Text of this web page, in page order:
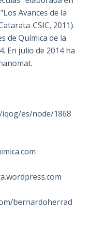
Avances de la
CSIC, 2011).
de Química de la
En julio de 2014 ha
iqog/es/node/1868
bernardoherrad